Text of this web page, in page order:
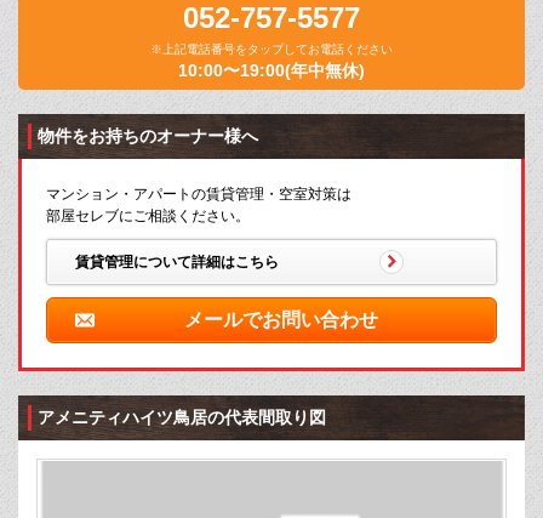
052-757-5577
※上記電話番号をタップしてお電話ください
10:00〜19:00(年中無休)
物件をお持ちのオーナー様へ
マンション・アパートの賃貸管理・空室対策は
部屋セレブにご相談ください。
賃貸管理について詳細はこちら
メールでお問い合わせ
アメニティハイツ鳥居の代表間取り図